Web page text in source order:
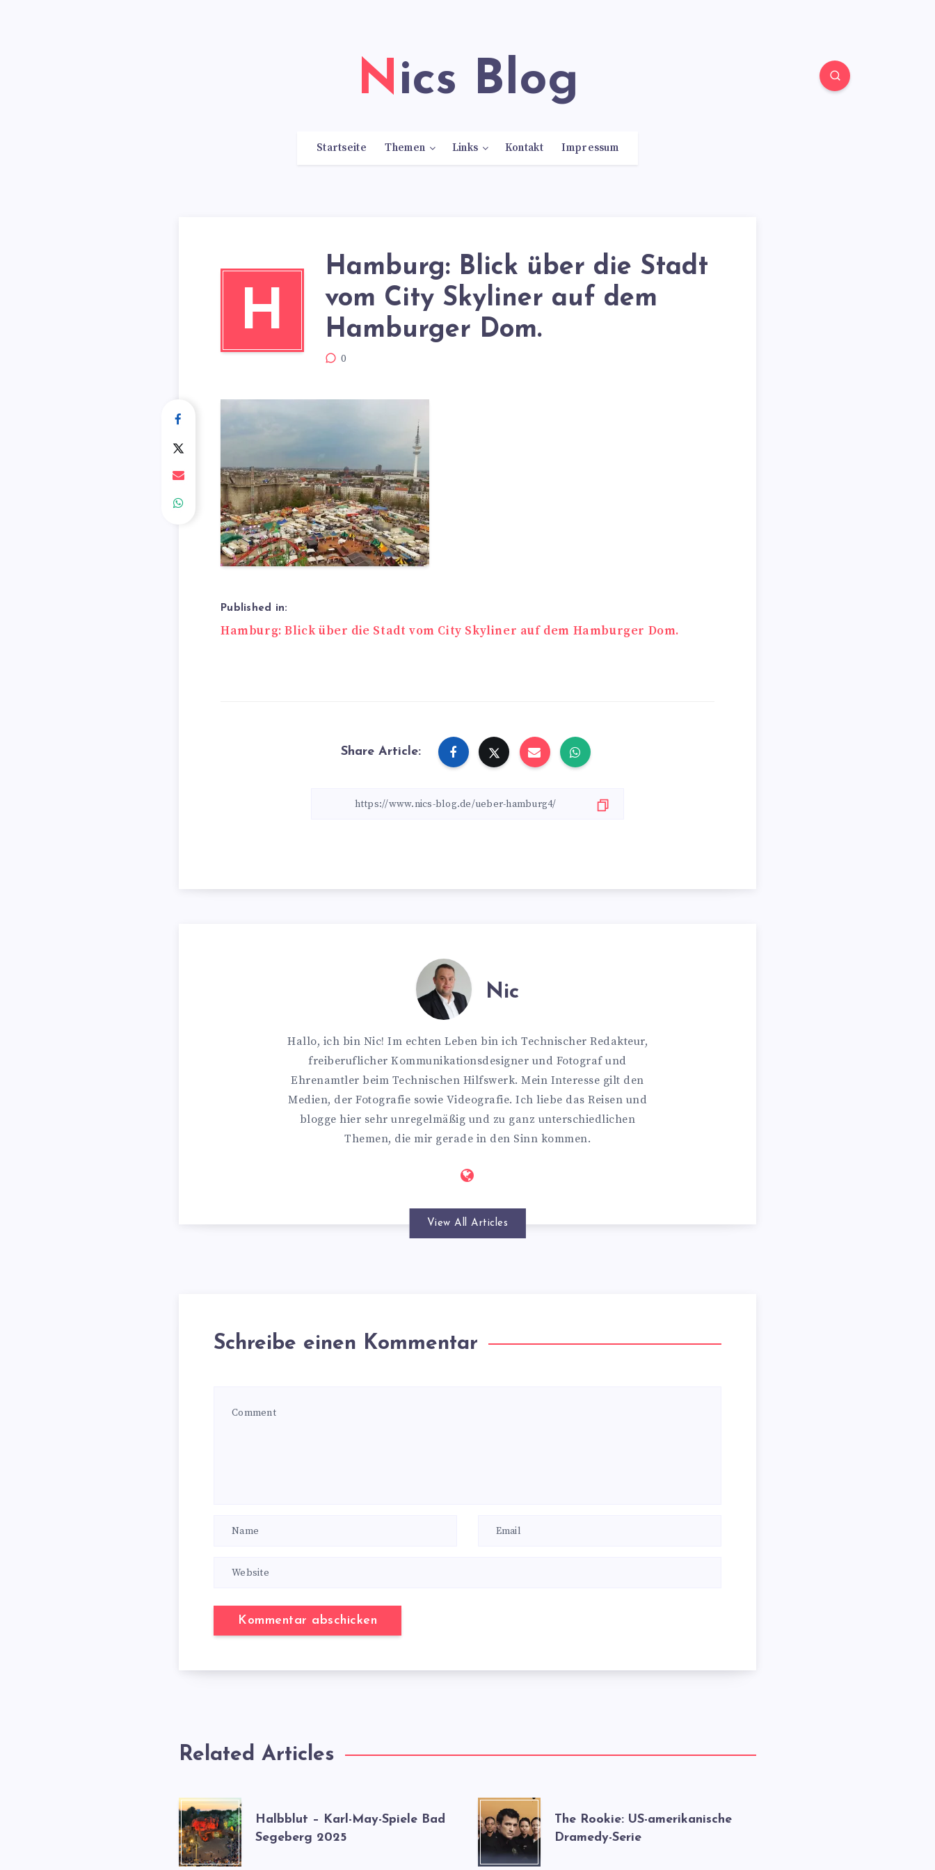
Nics Blog
Startseite Themen Links Kontakt Impressum
H
Hamburg: Blick über die Stadt
vom City Skyliner auf dem
Hamburger Dom.
0
Published in:
Beitragsnavigation
Hamburg: Blick über die Stadt vom City Skyliner auf dem Hamburger Dom.
Share Article:
Nic
Hallo, ich bin Nic! Im echten Leben bin ich Technischer Redakteur,
freiberuflicher Kommunikationsdesigner und Fotograf und
Ehrenamtler beim Technischen Hilfswerk. Mein Interesse gilt den
Medien, der Fotografie sowie Videografie. Ich liebe das Reisen und
blogge hier sehr unregelmäßig und zu ganz unterschiedlichen
Themen, die mir gerade in den Sinn kommen.
View All Articles
Schreibe einen Kommentar
Related Articles
Halbblut – Karl-May-Spiele Bad
Segeberg 2025
The Rookie: US-amerikanische
Dramedy-Serie